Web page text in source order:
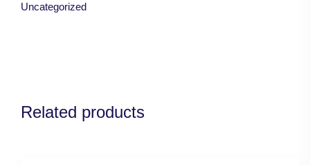
Uncategorized
Related products